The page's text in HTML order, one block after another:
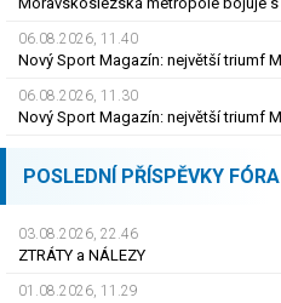
06.08.2026, 11.40
06.08.2026, 11.30
POSLEDNÍ PŘÍSPĚVKY FÓRA
03.08.2026, 22.46
ZTRÁTY a NÁLEZY
01.08.2026, 11.29